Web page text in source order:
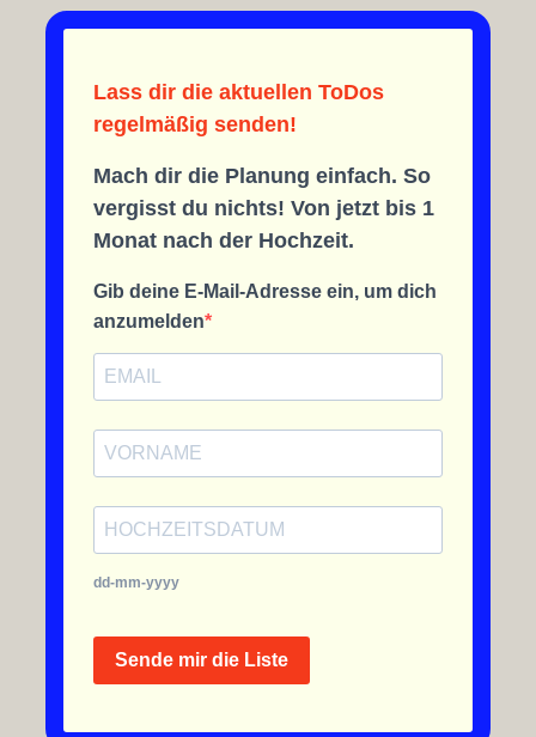
Lass dir die aktuellen ToDos
regelmäßig senden!
Mach dir die Planung einfach. So
vergisst du nichts! Von jetzt bis 1
Monat nach der Hochzeit.
Gib deine E-Mail-Adresse ein, um dich
anzumelden
dd-mm-yyyy
Sende mir die Liste